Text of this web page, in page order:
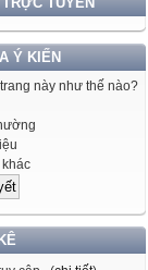
Ý KIẾN
này như thế nào?